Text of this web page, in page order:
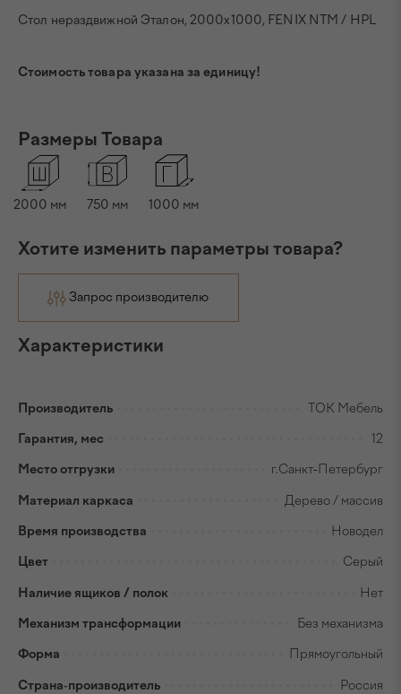
Стол нераздвижной Эталон, 2000х1000, FENIX NTM / HPL
Стоимость товара указана за единицу!
Размеры Товара
2000 мм 750 мм 1000 мм
Хотите изменить параметры товара?
Запрос производителю
Характеристики
Производитель ТОК Мебель
Гарантия, мес 12
Место отгрузки г.Санкт-Петербург
Материал каркаса Дерево / массив
Время производства Новодел
Цвет Серый
Наличие ящиков / полок Нет
Механизм трансформации Без механизма
Форма Прямоугольный
Страна-производитель Россия